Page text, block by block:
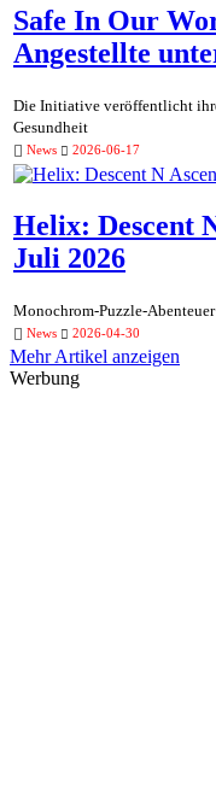
Safe In Our
Angestellte
Die Initiative veröffentlicht
Gesundheit
News 2026-06-17
Helix: Descent
Juli 2026
Monochrom-Puzzle-
News 2026-04-30
Mehr Artikel anzeigen
Werbung